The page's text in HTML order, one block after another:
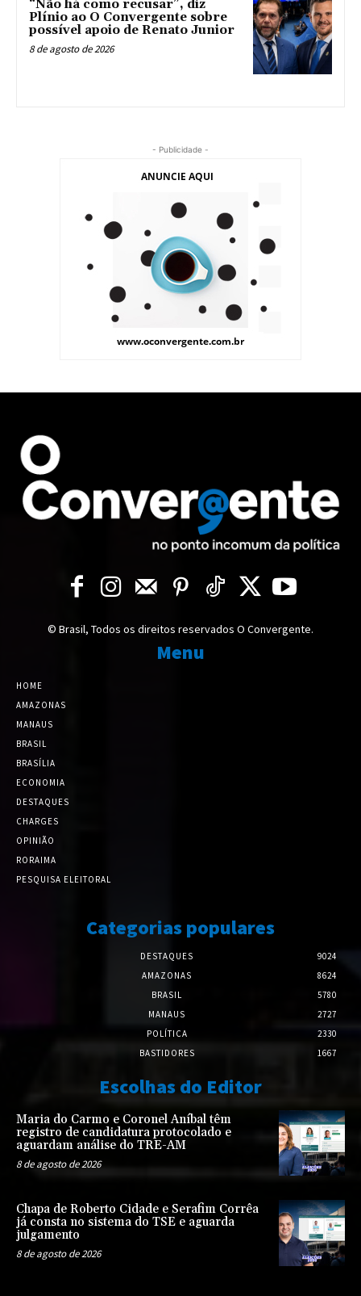
“Não há como recusar”, diz
Plínio ao O Convergente sobre
possível apoio de Renato Junior
8 de agosto de 2026
- Publicidade -
© Brasil, Todos os direitos reservados O Convergente.
Menu
HOME
AMAZONAS
MANAUS
BRASIL
BRASÍLIA
ECONOMIA
DESTAQUES
CHARGES
OPINIÃO
RORAIMA
PESQUISA ELEITORAL
Categorias populares
DESTAQUES
9024
AMAZONAS
8624
BRASIL
5780
MANAUS
2727
POLÍTICA
2330
BASTIDORES
1667
Escolhas do Editor
Maria do Carmo e Coronel Aníbal têm
registro de candidatura protocolado e
aguardam análise do TRE-AM
8 de agosto de 2026
Chapa de Roberto Cidade e Serafim Corrêa
já consta no sistema do TSE e aguarda
julgamento
8 de agosto de 2026